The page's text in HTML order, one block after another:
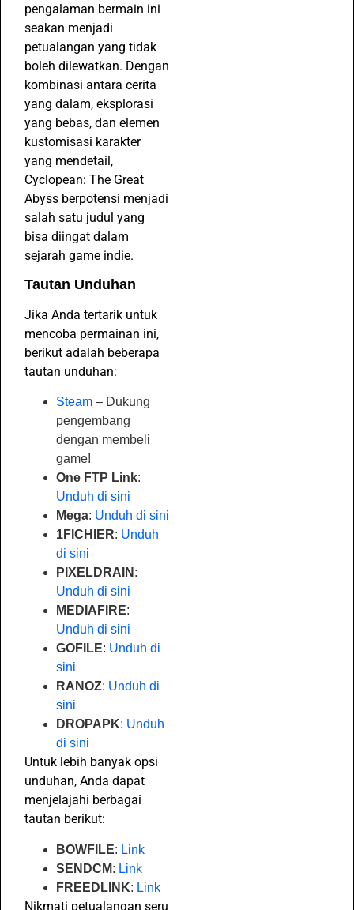
pengalaman bermain ini
seakan menjadi
petualangan yang tidak
boleh dilewatkan. Dengan
kombinasi antara cerita
yang dalam, eksplorasi
yang bebas, dan elemen
kustomisasi karakter
yang mendetail,
Cyclopean: The Great
Abyss berpotensi menjadi
salah satu judul yang
bisa diingat dalam
sejarah game indie.
Tautan Unduhan
Jika Anda tertarik untuk
mencoba permainan ini,
berikut adalah beberapa
tautan unduhan:
Steam – Dukung
pengembang
dengan membeli
game!
One FTP Link:
Unduh di sini
Mega: Unduh di sini
1FICHIER: Unduh
di sini
PIXELDRAIN :
Unduh di sini
MEDIAFIRE:
Unduh di sini
GOFILE: Unduh di
sini
RANOZ: Unduh di
sini
DROPAPK: Unduh
di sini
Untuk lebih banyak opsi
unduhan, Anda dapat
menjelajahi berbagai
tautan berikut:
BOWFILE: Link
SENDCM: Link
FREEDLINK: Link
Nikmati petualangan seru